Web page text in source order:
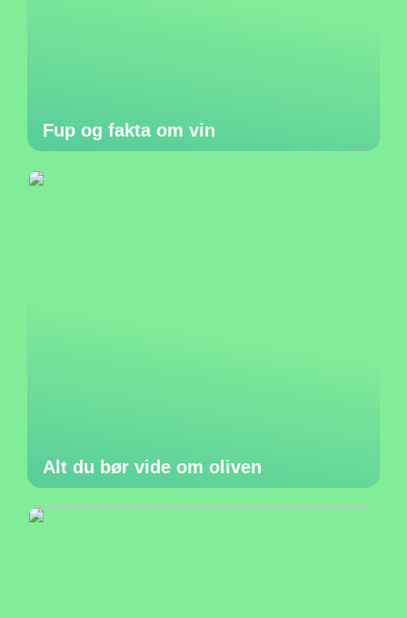
Fup og fakta om vin
Alt du bør vide om oliven